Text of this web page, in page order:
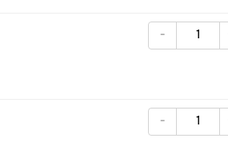
-
-